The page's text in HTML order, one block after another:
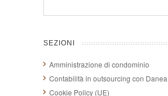
SEZIONI
Amministrazione di condominio
Contabilità in outsourcing con Danea
Cookie Policy (UE)